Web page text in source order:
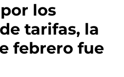
los
tarifas, la
febrero fue